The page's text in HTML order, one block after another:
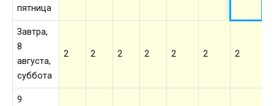
пятница
Завтра,
8
августа,
суббота
2 2 2 2 2 2 2
9